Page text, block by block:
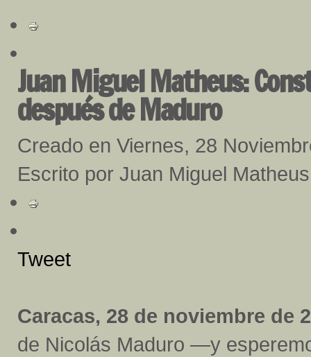
Juan Miguel Matheus:
después de Maduro
Creado en Viernes, 28
Escrito por Juan Miguel Matheus
Tweet
Caracas, 28 de noviembre de
de Nicolás Maduro —y